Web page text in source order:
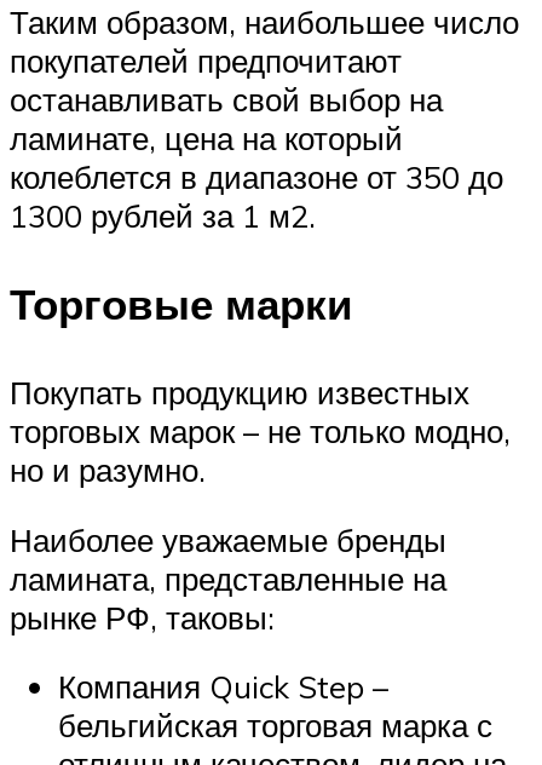
Таким образом, наибольшее число
покупателей предпочитают
останавливать свой выбор на
ламинате, цена на который
колеблется в диапазоне от 350 до
1300 рублей за 1 м2.
Торговые марки
Покупать продукцию известных
торговых марок – не только модно,
но и разумно.
Наиболее уважаемые бренды
ламината, представленные на
рынке РФ, таковы:
Компания Quick Step –
бельгийская торговая марка с